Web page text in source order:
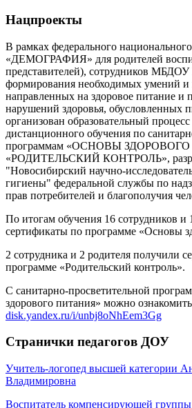
Нацпроекты
В рамках федерального
«ДЕМОГРАФИЯ» для родителей
представителей), сотрудников
формирования необходимых умений и
направленных на здоровое питание и
нарушений здоровья,
организован образовательный
дистанционного обучения по
программам «ОСНОВЫ
«РОДИТЕЛЬСКИЙ КОНТРОЛЬ»,
"Новосибирский научно-
гигиены" федеральной службы по
прав потребителей и благополучия
По итогам обучения 16 сотрудников и
сертификаты по программе «Основы
2 сотрудника и 2 родителя получили
программе «Родительский контроль».
С санитарно-просветительной
здорового питания» можно
disk.yandex.ru/i/unbj8oNhEem3Gg
Странички педагогов ДОУ
Учитель-логопед высшей категории
Владимировна
Воспитатель компенсирующей